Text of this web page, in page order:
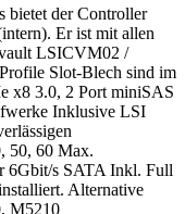
bietet der Controller
Er ist mit allen
LSICVM02 /
Slot-Blech sind im
x8 3.0, 2 Port miniSAS
Inklusive LSI
50, 60 Max.
6Gbit/s SATA Inkl. Full
Alternative
M5210